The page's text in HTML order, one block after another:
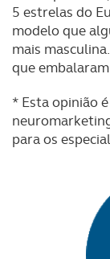
O ACP
dados
consentimento
necessário no
Realçamos que
experiência de
Consulte a
5 estrelas do
modelo que
mais
que
* Esta opinião
para os